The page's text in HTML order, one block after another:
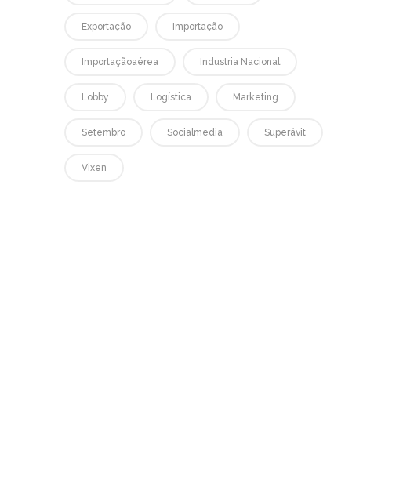
Exportação Importação
Importaçãoaérea Industria Nacional
Lobby Logística Marketing
Setembro Socialmedia Superávit
Vixen